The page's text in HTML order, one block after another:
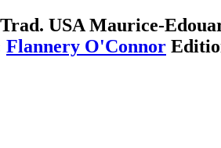
Trad. USA Maurice-
Flannery O'Connor